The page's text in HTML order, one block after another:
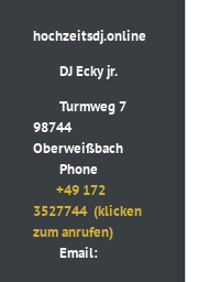
hochzeitsdj.online
DJ Ecky jr.
Turmweg 7
98744
Oberweißbach
Phone
+49 172
3527744 (klicken
zum anrufen)
Email: